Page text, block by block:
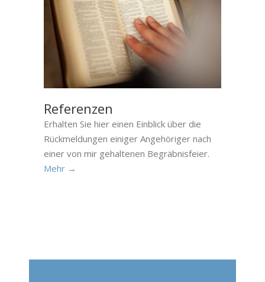
Referenzen
Erhalten Sie hier einen Einblick über die
Rückmeldungen einiger Angehöriger nach
einer von mir gehaltenen Begräbnisfeier.
Mehr →